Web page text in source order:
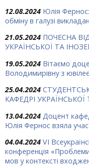
12.08.2024 Юлія
обміну в галузі
21.05.2024 ПОЧЕСНА
УКРАЇНСЬКОЇ ТА
19.05.2024 Вітаємо
Володимирівну з
25.04.2024
КАФЕДРІ
13.04.2024 Доцент
Юлія Фернос взяла
04.04.2024 VІ
конференція
мов у контексті